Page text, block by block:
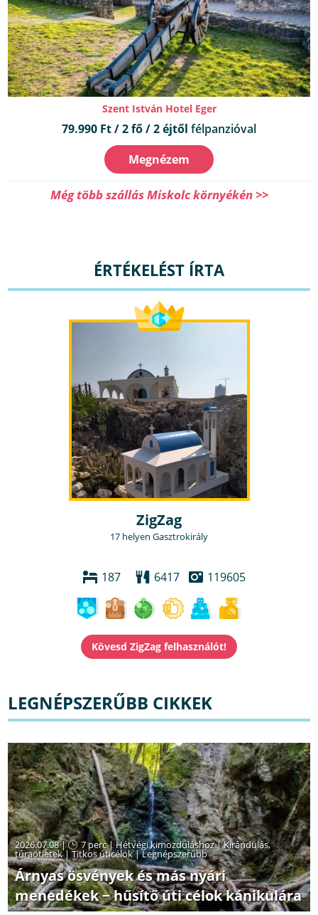
Szent István Hotel Eger
79.990 Ft / 2 fő / 2 éjtől félpanzióval
Megnézem
Még több szállás Miskolc környékén >>
ÉRTÉKELÉST ÍRTA
ZigZag
17 helyen Gasztrokirály
187 6417 119605
LEGNÉPSZERŰBB CIKKEK
2026.07.08 | 7 perc|Hétvégi kimozduláshoz|Kirándulás,
túraötletek|Titkos úticélok|Legnépszerűbb
Árnyas ösvények és más nyári
menedékek − hűsítő úti célok kánikulára